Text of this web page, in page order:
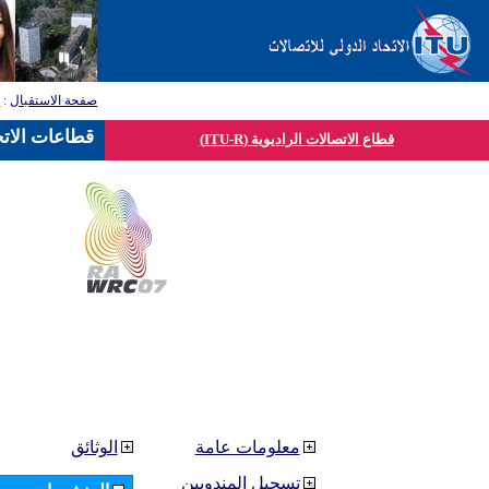
صفحة الاستقبال:
قطاع الاتصالات الراديوية (ITU-R)
الوثائق
معلومات عامة
تسجيل المندوبين
قطاعات